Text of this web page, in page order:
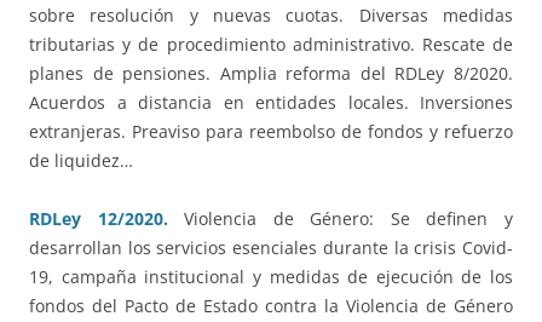
sobre resolución y nuevas cuotas. Diversas medidas
tributarias y de procedimiento administrativo. Rescate de
planes de pensiones. Amplia reforma del RDLey 8/2020.
Acuerdos a distancia en entidades locales. Inversiones
extranjeras. Preaviso para reembolso de fondos y refuerzo
de liquidez…
RDLey 12/2020.
Violencia de Género: Se definen y
desarrollan los servicios esenciales durante la crisis Covid-
19, campaña institucional y medidas de ejecución de los
fondos del Pacto de Estado contra la Violencia de Género